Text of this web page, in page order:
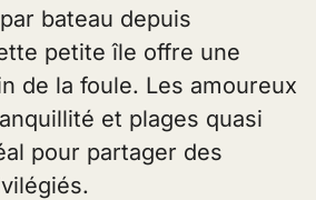
bateau depuis
petite île offre une
de la foule. Les amoureux
et plages quasi
pour partager des